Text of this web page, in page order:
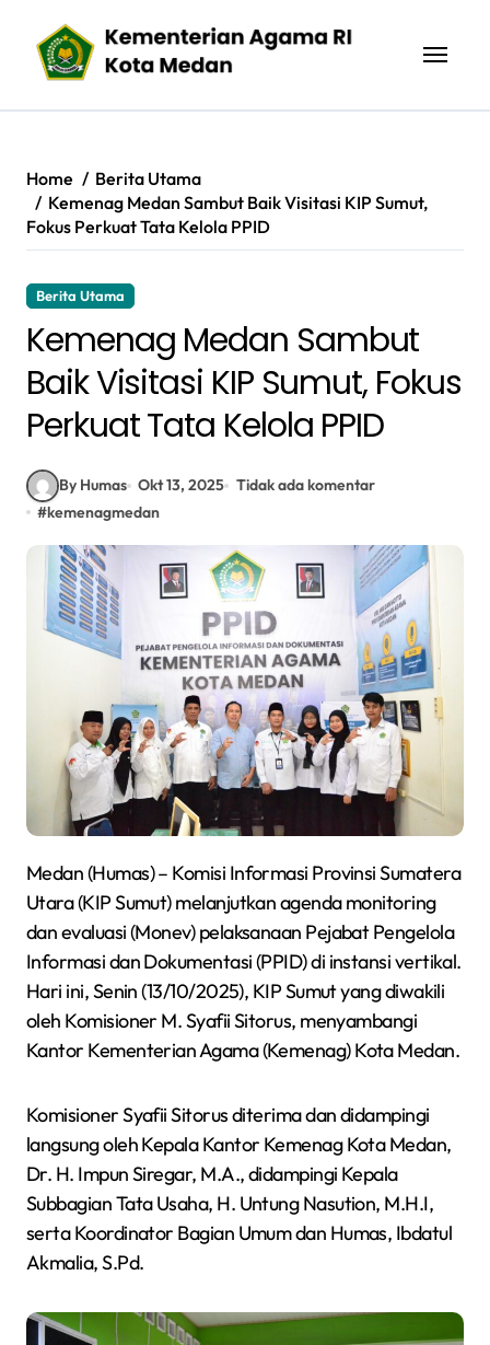
content
Home
Berita Utama
Kemenag Medan Sambut Baik Visitasi KIP Sumut,
Fokus Perkuat Tata Kelola PPID
Berita Utama
Kemenag Medan Sambut
Baik Visitasi KIP Sumut, Fokus
Perkuat Tata Kelola PPID
By Humas Okt 13, 2025 Tidak ada komentar
#kemenagmedan
Medan (Humas) – Komisi Informasi Provinsi Sumatera
Utara (KIP Sumut) melanjutkan agenda monitoring
dan evaluasi (Monev) pelaksanaan Pejabat Pengelola
Informasi dan Dokumentasi (PPID) di instansi vertikal.
Hari ini, Senin (13/10/2025), KIP Sumut yang diwakili
oleh Komisioner M. Syafii Sitorus, menyambangi
Kantor Kementerian Agama (Kemenag) Kota Medan.
Komisioner Syafii Sitorus diterima dan didampingi
langsung oleh Kepala Kantor Kemenag Kota Medan,
Dr. H. Impun Siregar, M.A., didampingi Kepala
Subbagian Tata Usaha, H. Untung Nasution, M.H.I,
serta Koordinator Bagian Umum dan Humas, Ibdatul
Akmalia, S.Pd.